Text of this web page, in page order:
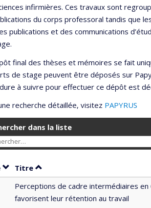
infirmières. Ces travaux sont
du corps professoral tandis que
publications et des communications
final des thèses et mémoires se fait
de stage peuvent être déposés sur
à suivre pour effectuer ce dépôt est
recherche détaillée, visitez PAPYRUS
dans la liste
Trier par date en ordre décroissant
Titre Trier par titre en ordre
Perceptions de cadre intermédiaires
favorisent leur rétention au travail